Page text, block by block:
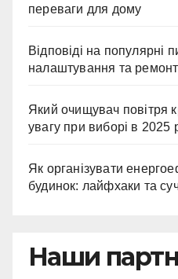
переваги для дому
Відповіді на популярні
налаштування та
Який очищувач повітря
увагу при виборі в 2025
Як організувати
будинок: лайфхаки та
Наши